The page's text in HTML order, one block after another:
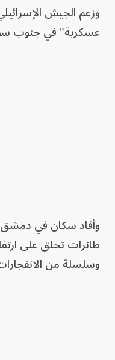
وزعم الجيش
عسكرية" في جنوب
وأفاد سكان في دمشق
طائرات تحلق على
وسلسلة من